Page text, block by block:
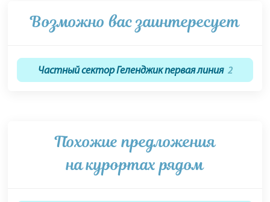
Возможно вас заинтересует
Частный сектор Геленджик первая линия 2
Похожие предложения
на курортах рядом